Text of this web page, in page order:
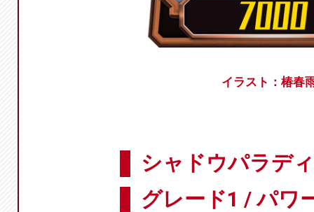
イラスト：椿春
シャドウパラデ
グレード1 / パワ